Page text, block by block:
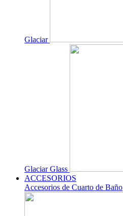
Glaciar
Glaciar Glass
ACCESORIOS
Accesorios de Cuarto de Baño